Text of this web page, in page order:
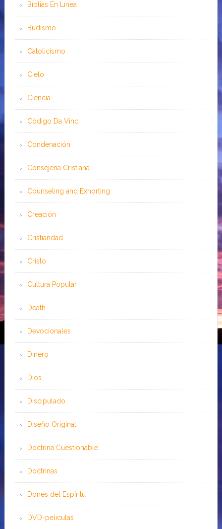
Bíblias En Línea
Budismo
Catolicismo
Cielo
Ciencia
Código Da Vinci
Condenación
Consejería Cristiana
Counseling and Exhorting
Creación
Cristiandad
Cristo
Cultura Popular
Death
Devocionales
Dinero
Dios
Discipulado
Diseño Original
Doctrina Cuestionable
Doctrinas
Dones del Espíritu
DVD-peliculas